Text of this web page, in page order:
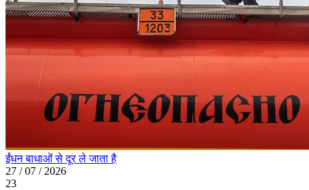
ईंधन बाधाओं से दूर ले जाता है
27 / 07 / 2026
23